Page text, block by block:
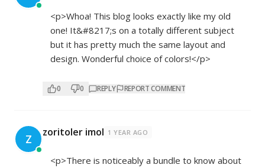
<p>Whoa! This blog looks exactly like my old
one! It&#8217;s on a totally different subject
but it has pretty much the same layout and
design. Wonderful choice of colors!</p>
0 0 REPLY REPORT COMMENT
Z zoritoler imol 1 YEAR AGO
<p>There is noticeably a bundle to know about